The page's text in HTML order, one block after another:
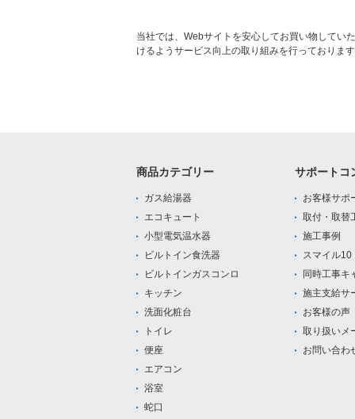
当社では、Webサイトを安心してお買い物してい
けるようサービス向上の取り組みを行っておりま
商品カテゴリー
ガス給湯器
エコキュート
小型電気温水器
ビルトイン食洗器
ビルトインガスコンロ
キッチン
洗面化粧台
トイレ
便座
エアコン
浴室
蛇口
サポートコ
お客様サポ
取付・取替
施工事例
スマイル10
同時工事キ
施主支給サ
お客様の声
取り扱いメ
お問い合わ